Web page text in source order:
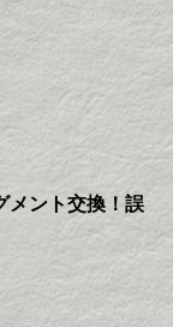
メント交換！誤